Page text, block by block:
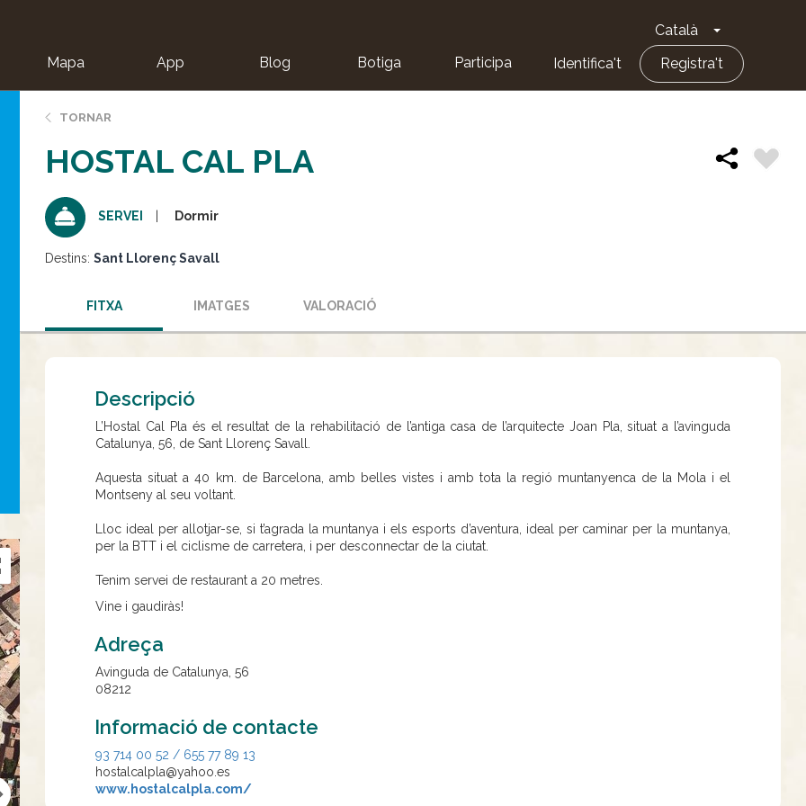
Català Toggle
Mapa App Blog Botiga Participa Identifica't Registra't
TORNAR
HOSTAL CAL PLA
SERVEI Dormir
Destins: Sant Llorenç Savall
FITXA IMATGES VALORACIÓ
Descripció
L’Hostal Cal Pla és el resultat de la rehabilitació de l’antiga casa de l’arquitecte Joan Pla, situat a l’avinguda
Catalunya, 56, de Sant Llorenç Savall.
Aquesta situat a 40 km. de Barcelona, amb belles vistes i amb tota la regió muntanyenca de la Mola i el
Montseny al seu voltant.
Lloc ideal per allotjar-se, si t’agrada la muntanya i els esports d’aventura, ideal per caminar per la muntanya,
per la BTT i el ciclisme de carretera, i per desconnectar de la ciutat.
Tenim servei de restaurant a 20 metres.
Vine i gaudiràs!
Adreça
Avinguda de Catalunya, 56
08212
Informació de contacte
93 714 00 52 / 655 77 89 13
hostalcalpla@yahoo.es
www.hostalcalpla.com/